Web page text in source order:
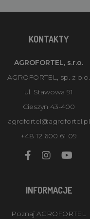
KONTAKTY
AGROFORTEL, s.r.o.
AGROFORTEL, sp. z o.o.
ul. Stawowa 91
Cieszyn 43-400
agrofortel@agrofortel.pl
+48 12 600 61 09
INFORMACJE
Poznaj AGROFORTEL